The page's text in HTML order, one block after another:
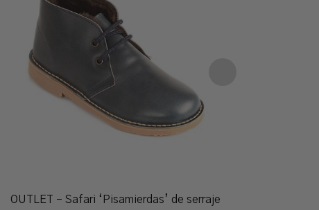
OUTLET – Safari ‘Pisamierdas’ de serraje